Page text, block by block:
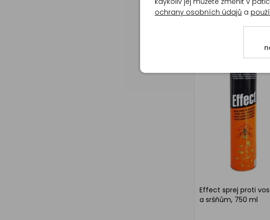
proti molům vůně
Effect sprej proti
a sršňům, 750 ml
ochrany osobních údajů a